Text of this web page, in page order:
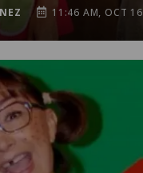
11:46 AM, OCT 16